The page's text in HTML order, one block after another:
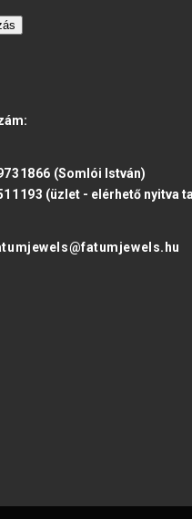
(Somlói István)
(üzlet - elérhető nyitva